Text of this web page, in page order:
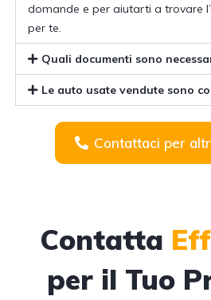
domande e per aiutarti a trovare
per te.
Quali documenti sono
Le auto usate vendute sono
Contattaci per
Contatta
per il Tuo